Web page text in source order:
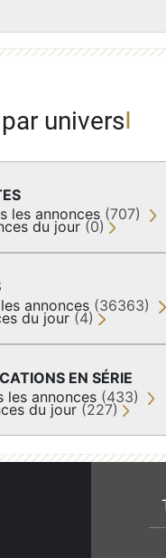
univers
les annonces (707)
du jour (0)
annonces (36363)
du jour (4)
EN SÉRIE
les annonces (433)
du jour (227)